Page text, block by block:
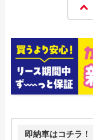
即納車はコチラ！